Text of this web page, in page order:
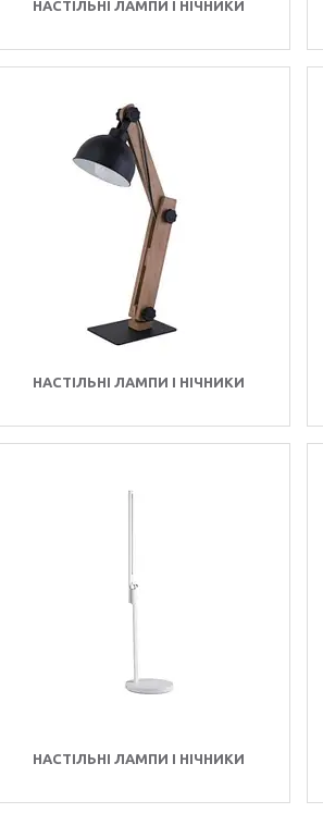
НАСТІЛЬНІ ЛАМПИ І НІЧНИКИ
НАСТІЛЬНІ ЛАМПИ І НІЧНИКИ
НАСТІЛЬНІ ЛАМПИ І НІЧНИКИ